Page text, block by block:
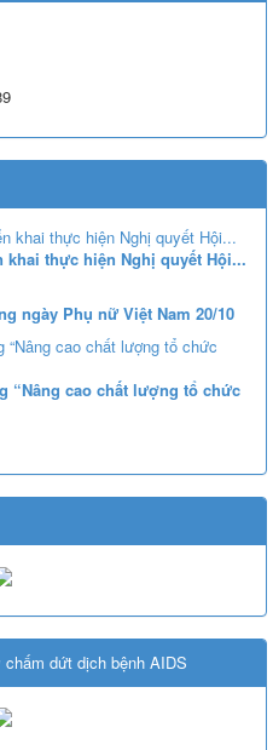
trị về đột phá phát triển giáo
lĩnh vực giáo dục và đào tạo
khai thực hiện Nghị quyết Hội...
ngày Phụ nữ Việt Nam 20/10
“Nâng cao chất lượng tổ chức
dứt dịch bệnh AIDS